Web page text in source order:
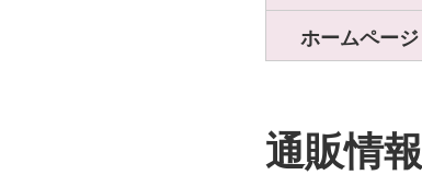
ホームページ
通販情報